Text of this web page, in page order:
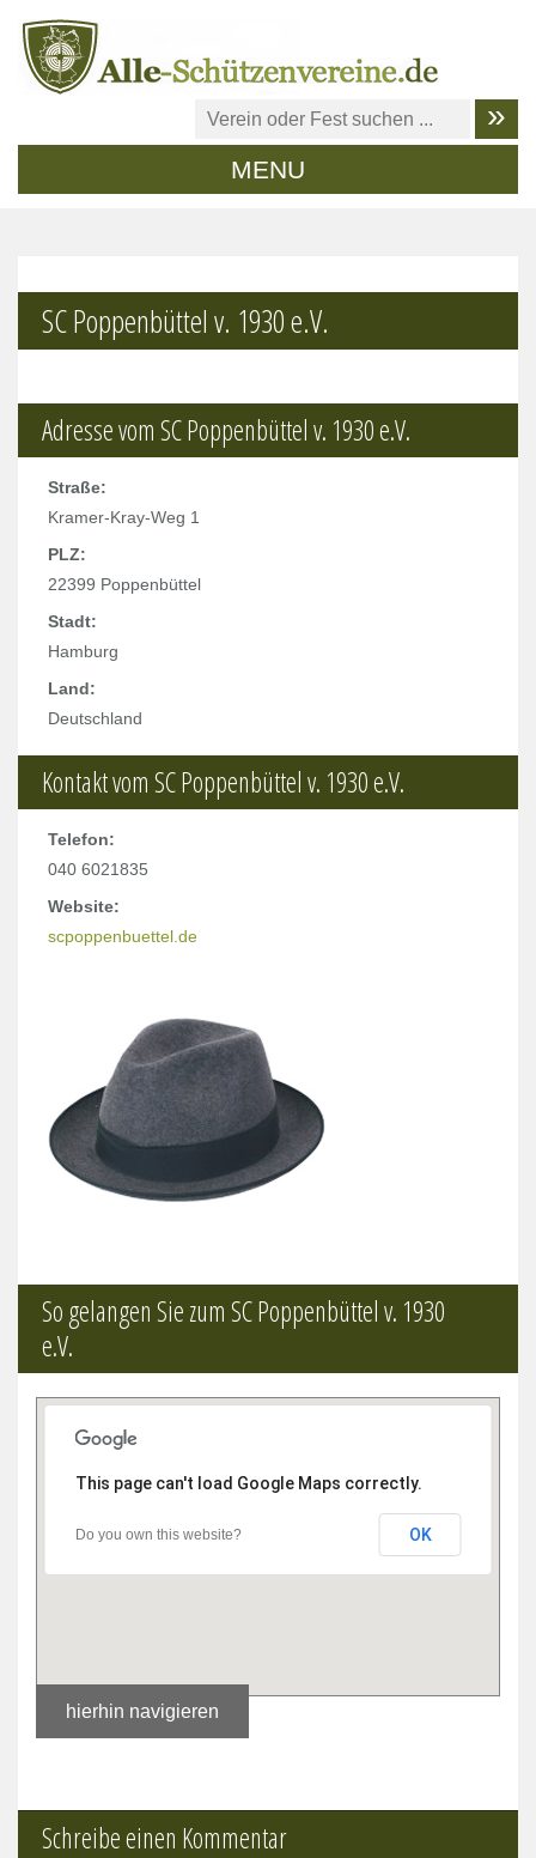
MENU
SC Poppenbüttel v. 1930 e.V.
Adresse vom SC Poppenbüttel v. 1930 e.V.
Straße:
Kramer-Kray-Weg 1
PLZ:
22399 Poppenbüttel
Stadt:
Hamburg
Land:
Deutschland
Kontakt vom SC Poppenbüttel v. 1930 e.V.
Telefon:
040 6021835
Website:
scpoppenbuettel.de
So gelangen Sie zum SC Poppenbüttel v. 1930
e.V.
This page can't load Google Maps correctly.
Do you own this website? OK
hierhin navigieren
Schreibe einen Kommentar